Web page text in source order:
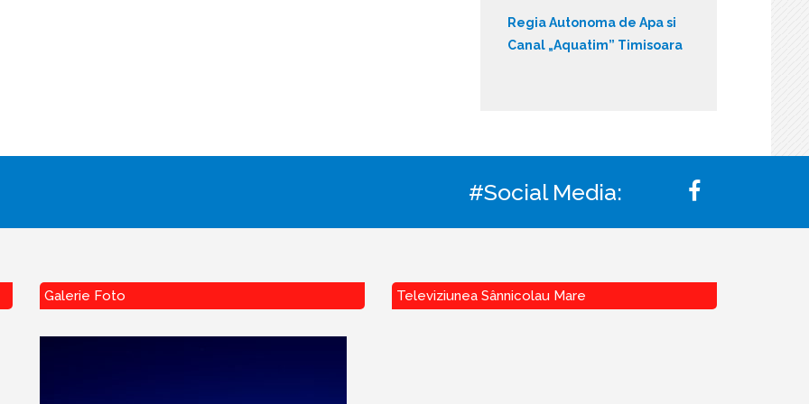
Regia Autonoma de Apa si
Canal „Aquatim” Timisoara
#Social Media:
Galerie Foto Televiziunea Sânnicolau Mare